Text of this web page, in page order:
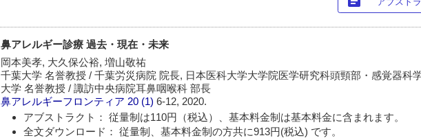
鼻アレルギー診療 過去・現在・未来
岡本美孝, 大久保公裕, 増山敬祐
千葉大学 名誉教授 / 千葉労災病院 院長, 日本医科大学大学院医学研究科頭頸部・感覚器科
大学 名誉教授 / 諏訪中央病院耳鼻咽喉科 部長
鼻アレルギーフロンティア 20 (1)6-12, 2020.
アブストラクト： 従量制は110円（税込）、基本料金制は基本料金に含まれます。
全文ダウンロード： 従量制、基本料金制の方共に913円(税込) です。